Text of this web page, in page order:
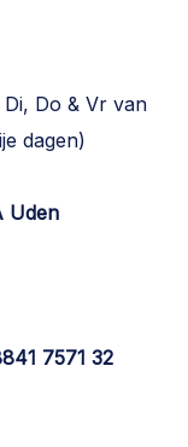
Di, Do & Vr van
dagen)
Uden
7571 32